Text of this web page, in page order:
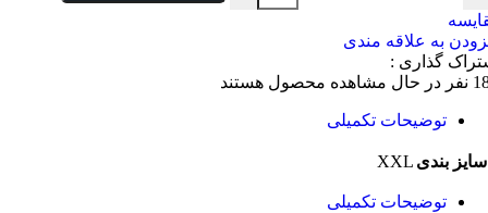
به علاقه مندی
گذاری :
نفر در حال مشاهده محصول هستند
توضیحات تکمیلی
سایز بندی XXL
توضیحات تکمیلی